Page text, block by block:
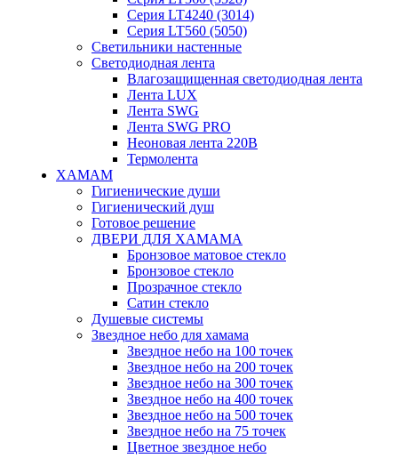
Серия LT4240 (3014)
Серия LT560 (5050)
Светильники настенные
Светодиодная лента
Влагозащищенная светодиодная лента
Лента LUX
Лента SWG
Лента SWG PRO
Неоновая лента 220В
Термолента
ХАМАМ
Гигиенические души
Гигиенический душ
Готовое решение
ДВЕРИ ДЛЯ ХАМАМА
Бронзовое матовое стекло
Бронзовое стекло
Прозрачное стекло
Сатин стекло
Душевые системы
Звездное небо для хамама
Звездное небо на 100 точек
Звездное небо на 200 точек
Звездное небо на 300 точек
Звездное небо на 400 точек
Звездное небо на 500 точек
Звездное небо на 75 точек
Цветное звездное небо